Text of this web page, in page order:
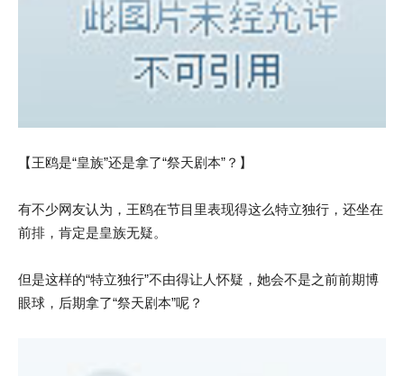
【王鸥是“皇族”还是拿了“祭天剧本”？】
有不少网友认为，王鸥在节目里表现得这么特立独行，还坐在
前排，肯定是皇族无疑。
但是这样的“特立独行”不由得让人怀疑，她会不是之前前期博
眼球，后期拿了“祭天剧本”呢？